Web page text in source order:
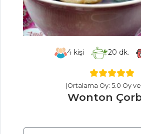
İçecekler Tüm
Tarifleri
ET YEMEKLERI
TON BALIKLI
4kişi 20 dk.
(Ortalama Oy: 5.0 Oy
Wonton